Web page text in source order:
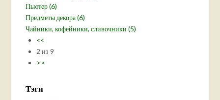
Пьютер (6)
Предметы декора (6)
Чайники, кофейники, сливочники (5)
<<
2 из 9
>>
Тэги